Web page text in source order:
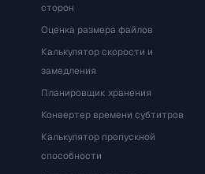
сторон
Оценка размера файлов
Калькулятор скорости и
замедления
Планировщик хранения
Конвертер времени субтитров
Калькулятор пропускной
способности